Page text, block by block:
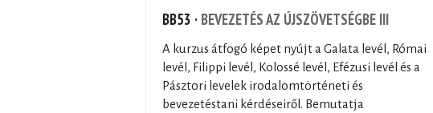
BB53 · BEVEZETÉS AZ ÚJSZÖVETSÉGBE III
A kurzus átfogó képet nyújt a Galata levél, Római
levél, Filippi levél, Kolossé levél, Efézusi levél és a
Pásztori levelek irodalomtörténeti és
bevezetéstani kérdéseiről. Bemutatja